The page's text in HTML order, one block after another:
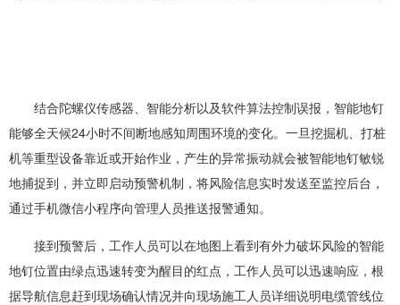
结合陀螺仪传感器、智能分析以及软件算法控制误报， 智能地钉
能够全天候24小时不间断地感知周围环境的变化。一旦挖掘机、打桩
机等重型设备靠近或开始作业，产生的异常振动就会被智能地钉敏锐
地捕捉到，并立即启动预警机制，将风险信息实时发送至监控后台，
通过手机微信小程序向管理人员推送报警通知。
接到预警后，工作人员可以在地图上看到有外力破坏风险的智能
地钉位置由绿点迅速转变为醒目的红点，工作人员可以迅速响应，根
据导航信息赶到现场确认情况并向现场施工人员详细说明电缆管线位